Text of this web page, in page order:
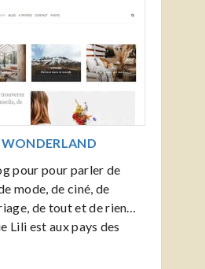
WONDERLAND
pour pour parler de
mode, de ciné, de
de tout et de rien…
Lili est aux pays des